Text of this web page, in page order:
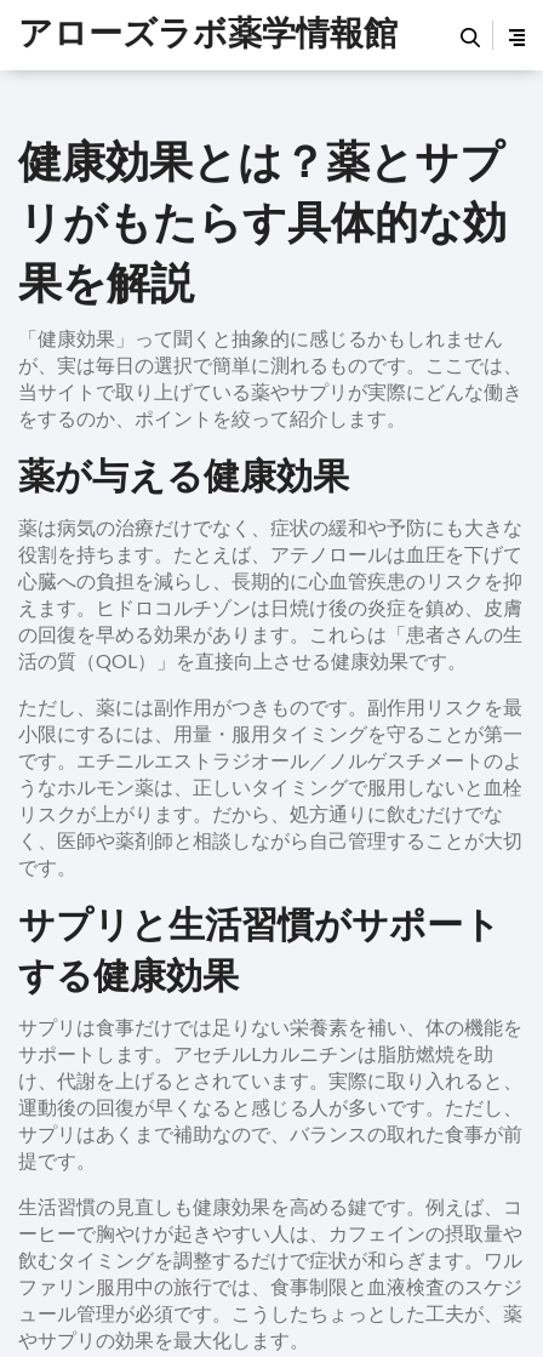
アローズラボ薬学情報館
健康効果とは？薬とサプ
リがもたらす具体的な効
果を解説
「健康効果」って聞くと抽象的に感じるかもしれません
が、実は毎日の選択で簡単に測れるものです。ここでは、
当サイトで取り上げている薬やサプリが実際にどんな働き
をするのか、ポイントを絞って紹介します。
薬が与える健康効果
薬は病気の治療だけでなく、症状の緩和や予防にも大きな
役割を持ちます。たとえば、アテノロールは血圧を下げて
心臓への負担を減らし、長期的に心血管疾患のリスクを抑
えます。ヒドロコルチゾンは日焼け後の炎症を鎮め、皮膚
の回復を早める効果があります。これらは「患者さんの生
活の質（QOL）」を直接向上させる健康効果です。
ただし、薬には副作用がつきものです。副作用リスクを最
小限にするには、用量・服用タイミングを守ることが第一
です。エチニルエストラジオール／ノルゲスチメートのよ
うなホルモン薬は、正しいタイミングで服用しないと血栓
リスクが上がります。だから、処方通りに飲むだけでな
く、医師や薬剤師と相談しながら自己管理することが大切
です。
サプリと生活習慣がサポート
する健康効果
サプリは食事だけでは足りない栄養素を補い、体の機能を
サポートします。アセチルLカルニチンは脂肪燃焼を助
け、代謝を上げるとされています。実際に取り入れると、
運動後の回復が早くなると感じる人が多いです。ただし、
サプリはあくまで補助なので、バランスの取れた食事が前
提です。
生活習慣の見直しも健康効果を高める鍵です。例えば、コ
ーヒーで胸やけが起きやすい人は、カフェインの摂取量や
飲むタイミングを調整するだけで症状が和らぎます。ワル
ファリン服用中の旅行では、食事制限と血液検査のスケジ
ュール管理が必須です。こうしたちょっとした工夫が、薬
やサプリの効果を最大化します。